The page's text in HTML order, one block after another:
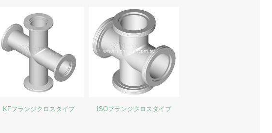
KFフランジクロスタイプ ISOフランジクロスタイプ